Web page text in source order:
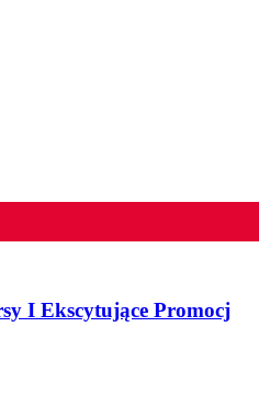
I Ekscytujące Promocj